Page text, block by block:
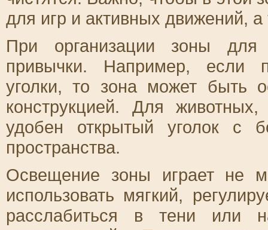
для игр и активных движений,
При организации зоны
привычки. Например, если
уголки, то зона может быть
конструкцией. Для
удобен открытый уголок с
пространства.
Освещение зоны играет не
использовать мягкий,
расслабиться в тени или